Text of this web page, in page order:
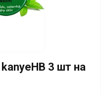
3 шт на